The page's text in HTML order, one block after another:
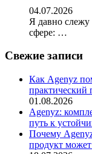
04.07.2026
Я давно слежу
сфере: …
Свежие записи
Как Agenyz
практический
01.08.2026
Agenyz:
путь к
Почему
продукт